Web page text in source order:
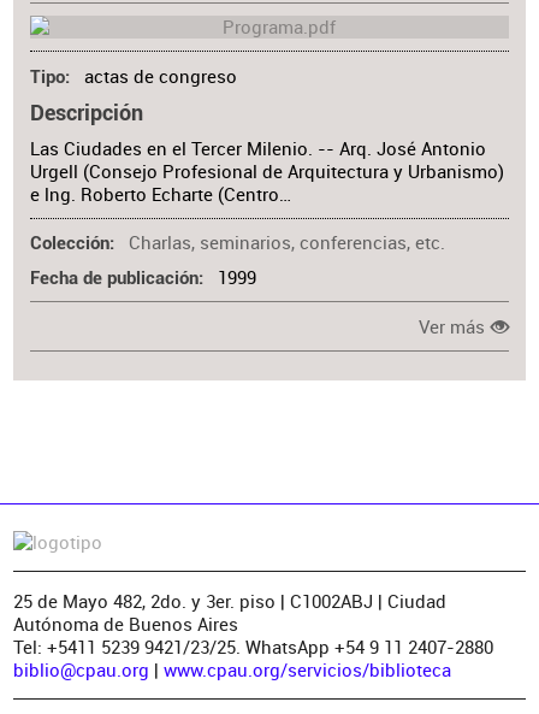
Tipo actas de congreso
Descripción
Las Ciudades en el Tercer Milenio. -- Arq. José Antonio
Urgell (Consejo Profesional de Arquitectura y Urbanismo)
e lng. Roberto Echarte (Centro…
Colección Charlas, seminarios, conferencias, etc.
Fecha de publicación 1999
Ver más
25 de Mayo 482, 2do. y 3er. piso | C1002ABJ | Ciudad
Autónoma de Buenos Aires
Tel: +5411 5239 9421/23/25. WhatsApp +54 9 11 2407-2880
biblio@cpau.org | www.cpau.org/servicios/biblioteca